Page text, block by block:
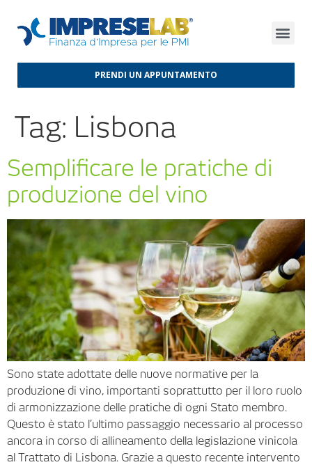
PRENDI UN APPUNTAMENTO
Tag: Lisbona
Semplificare le pratiche di
produzione del vino
Sono state adottate delle nuove normative per la
produzione di vino, importanti soprattutto per il loro ruolo
di armonizzazione delle pratiche di ogni Stato membro.
Questo è stato l’ultimo passaggio necessario al processo
ancora in corso di allineamento della legislazione vinicola
al Trattato di Lisbona. Grazie a questo recente intervento